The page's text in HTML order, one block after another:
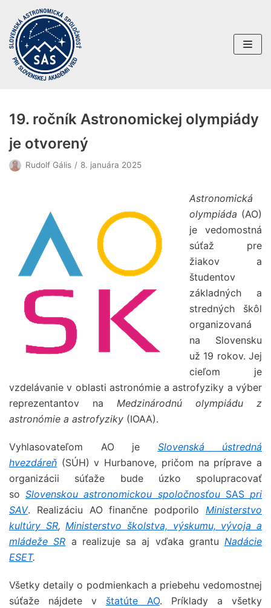
Preskočiť
na
obsah
19. ročník Astronomickej olympiády
je otvorený
Rudolf Gális 8. januára 2025
Astronomická
olympiáda (AO)
je vedomostná
súťaž pre
žiakov a
študentov
základných a
stredných škôl
organizovaná
na Slovensku
už 19 rokov. Jej
cieľom je
vzdelávanie v oblasti astronómie a astrofyziky a výber
reprezentantov na Medzinárodnú olympiádu z
astronómie a astrofyziky (IOAA).
Vyhlasovateľom AO je Slovenská ústredná
hvezdáreň (SÚH) v Hurbanove, pričom na príprave a
organizácii súťaže bude úzko spolupracovať
soSlovenskou astronomickou spoločnosťouSASpri
SAV. Realizáciu AO finančne podporilo Ministerstvo
kultúry SR, Ministerstvo školstva, výskumu, vývoja a
mládeže SR a realizuje sa aj vďaka grantu Nadácie
ESET.
Všetky detaily o podmienkach a priebehu vedomostnej
súťaže nájdete v štatúte AO. Príklady a všetky